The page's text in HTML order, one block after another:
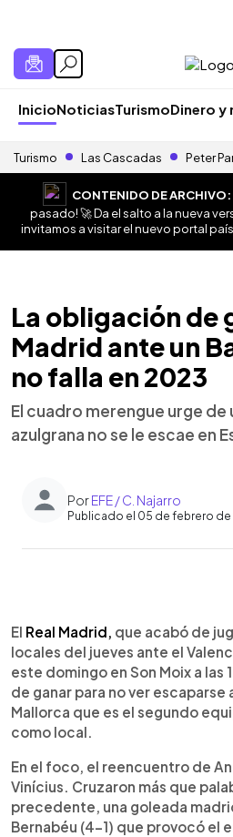
InicioNoticiasTurismoDinero y
Turismo Las Cascadas Peter
CONTENIDO DE ARCHIVO:
pasado! 🚀 Da el salto a la nueva
invitamos a visitar el nuevo portal
La obligación de
Madrid ante un
no falla en 2023
El cuadro merengue urge
azulgrana no se le escae en
PorEFE / C. Najarro
Publicado el 05 de febrero de
► Escuchar artículo
El Real Madrid, que acabó de
locales del jueves ante el
este domingo en Son Moix a
de ganar para no ver escaparse
Mallorca que es el segundo
como local.
En el foco, el reencuentro de
Vinícius. Cruzaron más que
precedente, una goleada
Bernabéu (4-1) que provocó el